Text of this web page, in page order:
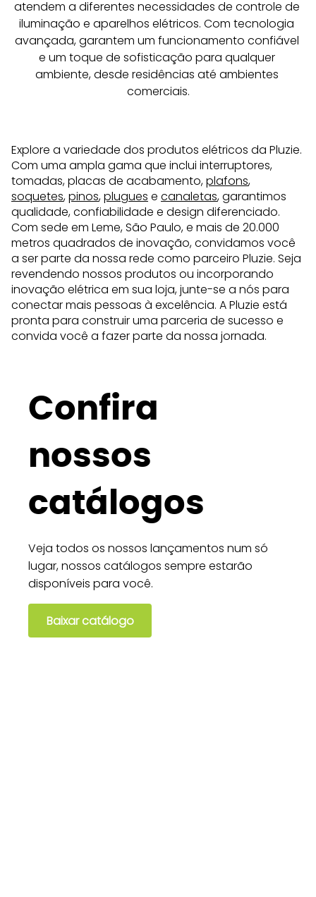
atendem a diferentes necessidades de controle de
iluminação e aparelhos elétricos. Com tecnologia
avançada, garantem um funcionamento confiável
e um toque de sofisticação para qualquer
ambiente, desde residências até ambientes
comerciais.
Explore a variedade dos produtos elétricos da Pluzie.
Com uma ampla gama que inclui interruptores,
tomadas, placas de acabamento,plafons,
soquetes,pinos,plugues e canaletas, garantimos
qualidade, confiabilidade e design diferenciado.
Com sede em Leme, São Paulo, e mais de 20.000
metros quadrados de inovação, convidamos você
a ser parte da nossa rede como parceiro Pluzie. Seja
revendendo nossos produtos ou incorporando
inovação elétrica em sua loja, junte-se a nós para
conectar mais pessoas à excelência. A Pluzie está
pronta para construir uma parceria de sucesso e
convida você a fazer parte da nossa jornada.
Confira
nossos
catálogos
Veja todos os nossos lançamentos num só
lugar, nossos catálogos sempre estarão
disponíveis para você.
Baixar catálogo